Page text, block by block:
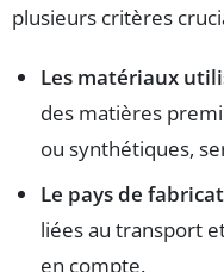
plusieurs critères
Les matériaux
des matières
ou synthétiques,
Le pays de
liées au transport
en compte.